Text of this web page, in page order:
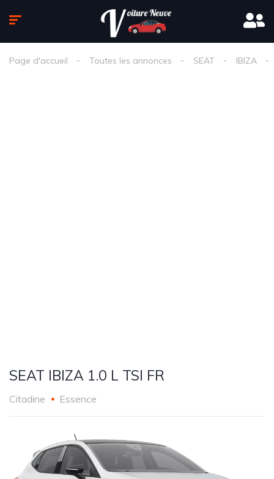
Page d'accueil Toutes les annonces SEAT IBIZA
SEAT IBIZA 1.0 L TSI FR
Citadine Essence